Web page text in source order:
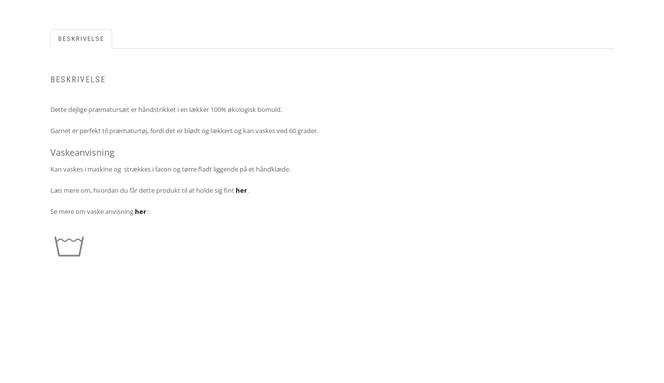
BESKRIVELSE
BESKRIVELSE
Dette dejlige præmatursæt er håndstrikket i en lækker 100% økologisk bomuld.
Garnet er perfekt til præmaturtøj, fordi det er blødt og lækkert og kan vaskes ved 60 grader.
Vaskeanvisning
Kan vaskes i maskine og strækkes i facon og tørre fladt liggende på et håndklæde.
Læs mere om, hvordan du får dette produkt til at holde sig fint her .
Se mere om vaske anvisning her :